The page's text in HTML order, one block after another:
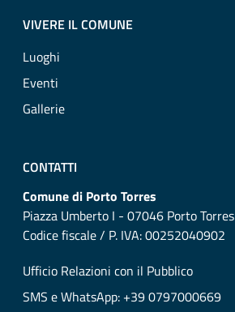
VIVERE IL COMUNE
Luoghi
Eventi
Gallerie
CONTATTI
Comune di Porto Torres
Piazza Umberto I - 07046 Porto Torres
Codice fiscale / P. IVA: 00252040902
Ufficio Relazioni con il Pubblico
SMS e WhatsApp: +39 0797000669